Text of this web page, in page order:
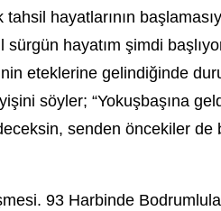
hayatlarının
hayatım şimdi
eteklerine gelindiğinde
söyler; “Yokuşbaşına
senden öncekiler de
93 Harbinde